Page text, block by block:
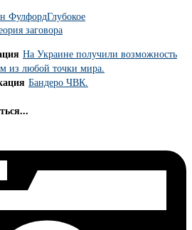
ФулфордГлубокое
заговора
На Украине получили возможность
из любой точки мира.
Бандеро ЧВК.